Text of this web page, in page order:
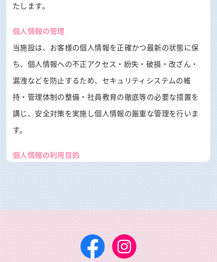
たします。
個人情報の管理
当施設は、お客様の個人情報を正確かつ最新の状態に保
ち、個人情報への不正アクセス・紛失・破損・改ざん・
漏洩などを防止するため、セキュリティシステムの維
持・管理体制の整備・社員教育の徹底等の必要な措置を
講じ、安全対策を実施し個人情報の厳重な管理を行いま
す。
個人情報の利用目的
当施設は、お客様よりお預かりした個人情報を適切に管